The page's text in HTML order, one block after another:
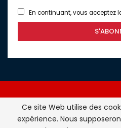
En continuant, vous acceptez
Atlasinfo.fr : l'essentiel de
Ce site Web utilise des
expérience. Nous